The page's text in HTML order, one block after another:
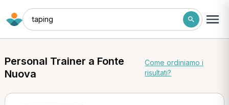
taping
Personal Trainer a Fonte
Nuova
Come ordiniamo i
risultati?